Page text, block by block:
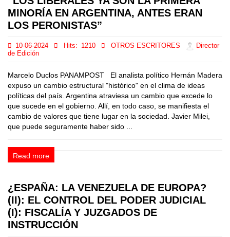
MINORÍA EN ARGENTINA, ANTES ERAN
LOS PERONISTAS”
10-06-2024 Hits: 1210 OTROS ESCRITORES
Director
de Edición
Marcelo Duclos PANAMPOST El analista político Hernán Madera
expuso un cambio estructural "histórico" en el clima de ideas
políticas del país. Argentina atraviesa un cambio que excede lo
que sucede en el gobierno. Allí, en todo caso, se manifiesta el
cambio de valores que tiene lugar en la sociedad. Javier Milei,
que puede seguramente haber sido ...
Read more
¿ESPAÑA: LA VENEZUELA DE EUROPA?
(II): EL CONTROL DEL PODER JUDICIAL
(I): FISCALÍA Y JUZGADOS DE
INSTRUCCIÓN